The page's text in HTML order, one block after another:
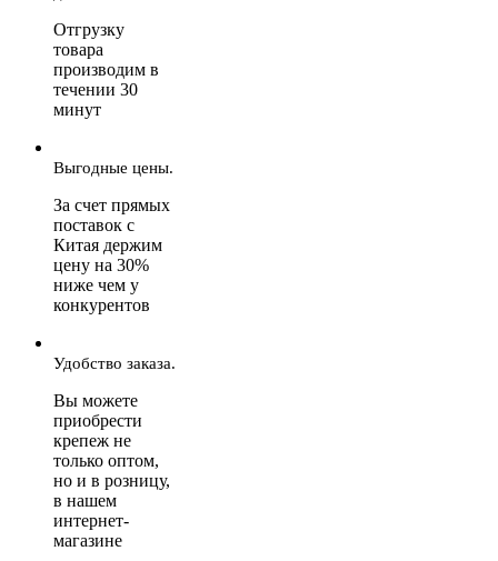
Отгрузку
товара
производим в
течении 30
минут
Выгодные цены.
За счет прямых
поставок с
Китая держим
цену на 30%
ниже чем у
конкурентов
Удобство заказа.
Вы можете
приобрести
крепеж не
только оптом,
но и в розницу,
в нашем
интернет-
магазине